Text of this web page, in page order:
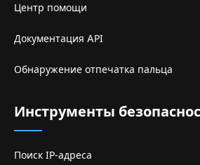
Центр помощи
Документация API
Обнаружение отпечатка пальца
Инструменты
Поиск IP-адреса